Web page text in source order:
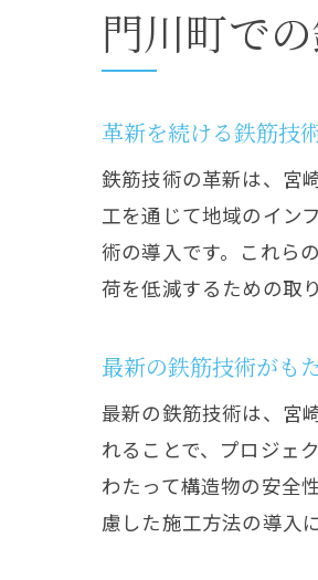
門川町で
革新を続ける鉄筋技
鉄筋技術の革新は、宮
工を通じて地域のイン
術の導入です。これら
荷を低減するための取
最新の鉄筋技術がも
最新の鉄筋技術は、宮
れることで、プロジェ
わたって構造物の安全
慮した施工方法の導入